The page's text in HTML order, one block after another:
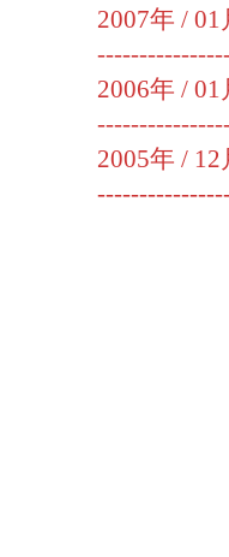
2007年 / 01
2006年 / 01
2005年 / 12